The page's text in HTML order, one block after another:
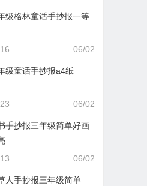
级格林童话手抄报一等
06/02
16
级童话手抄报a4纸
06/02
23
手抄报三年级简单好画
06/02
13
人手抄报三年级简单